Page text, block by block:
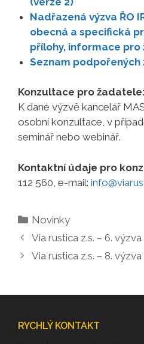
Nadřazená výzva ŘO
obecná a specifická
přílohy, informace
Seznam
Konzultace pro žadatele:
K dané výzvě kancelář
osobní konzultace, v
seminář nebo webinář.
Kontaktní údaje pro
112 560, e-mail:
Rubriky
Novinky
Via rustica z.s. – 6.
Via rustica z.s. – 8.
RYCHLÝ KONTAKT